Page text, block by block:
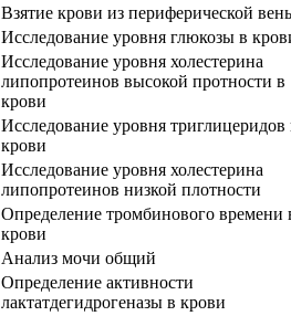
Взятие крови из периферической
Исследование уровня глюкозы в
Исследование уровня холестерина
липопротеинов высокой протности в
крови
Исследование уровня триглицеридов
крови
Исследование уровня холестерина
липопротеинов низкой плотности
Определение тромбинового времени
крови
Анализ мочи общий
Определение активности
лактатдегидрогеназы в крови